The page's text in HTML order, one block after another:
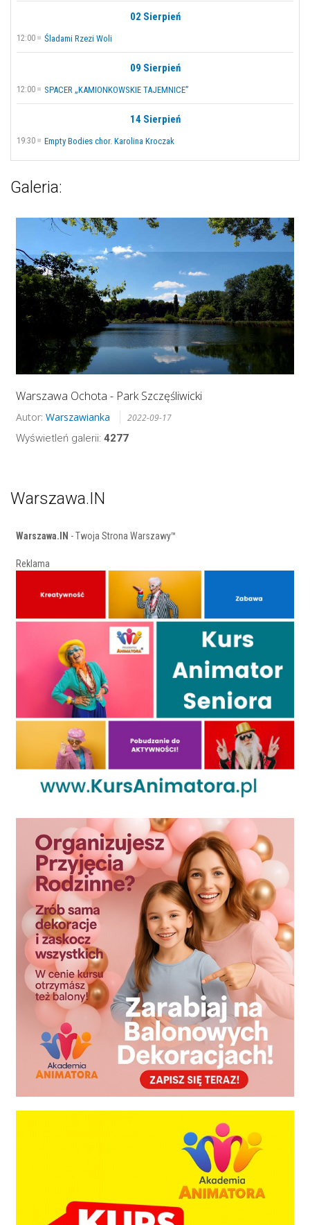
02 Sierpień
12:00 Śladami Rzezi Woli
09 Sierpień
12:00 SPACER „KAMIONKOWSKIE TAJEMNICE”
14 Sierpień
19:30 Empty Bodies chor. Karolina Kroczak
Galeria:
Warszawa Ochota - Park Szczęśliwicki
Autor: Warszawianka 2022-09-17
Wyświetleń galerii: 4277
Warszawa.IN
Warszawa.IN - Twoja Strona Warszawy™
Reklama